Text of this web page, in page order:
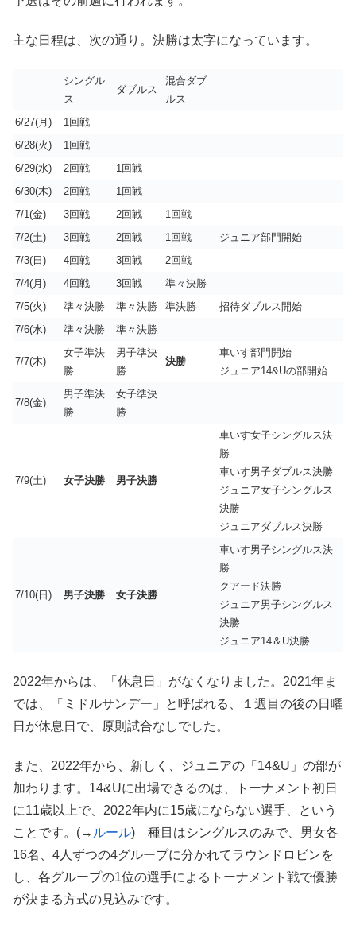
主な日程は、次の通り。決勝は太字になっています。
シングル
ス
ダブルス
混合ダブ
ルス
6/27(月)
1回戦
6/28(火)
1回戦
6/29(水)
2回戦
1回戦
6/30(木)
2回戦
1回戦
7/1(金)
3回戦 2回戦
1回戦
7/2(土)
3回戦 2回戦 1回戦
ジュニア部門開始
7/3(日)
4回戦 3回戦
2回戦
7/4(月)
4回戦 3回戦
準々決勝
7/5(火)
準々決勝 準々決勝 準決勝
招待ダブルス開始
7/6(水)
準々決勝 準々決勝
7/7(木)
女子準決
勝
男子準決
勝
決勝
車いす部門開始
ジュニア14&Uの部開始
7/8(金)
男子準決
勝
女子準決
勝
7/9(土) 女子決勝 男子決勝
車いす女子シングルス決
勝
車いす男子ダブルス決勝
ジュニア女子シングルス
決勝
ジュニアダブルス決勝
7/10(日) 男子決勝 女子決勝
車いす男子シングルス決
勝
クアード決勝
ジュニア男子シングルス
決勝
ジュニア14＆U決勝
2022年からは、「休息日」がなくなりました。2021年ま
では、「ミドルサンデー」と呼ばれる、１週目の後の日曜
日が休息日で、原則試合なしでした。
また、2022年から、新しく、ジュニアの「14&U」の部が
加わります。14&Uに出場できるのは、トーナメント初日
に11歳以上で、2022年内に15歳にならない選手、という
ことです。(→ ルール) 種目はシングルスのみで、男女各
16名、4人ずつの4グループに分かれてラウンドロビンを
し、各グループの1位の選手によるトーナメント戦で優勝
が決まる方式の見込みです。